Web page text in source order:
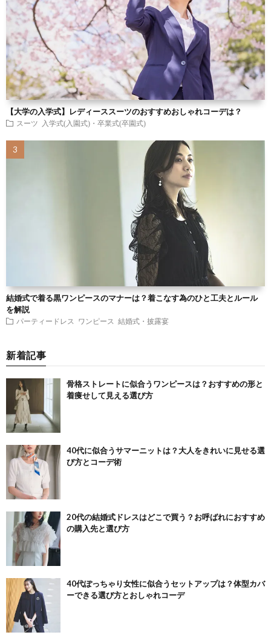
【大学の入学式】レディーススーツのおすすめおしゃれコーデは？
スーツ 入学式(入園式)・卒業式(卒園式)
結婚式で着る黒ワンピースのマナーは？着こなす為のひと工夫とルール
を解説
パーティードレス ワンピース 結婚式・披露宴
新着記事
骨格ストレートに似合うワンピースは？おすすめの形と
着痩せして見える選び方
40代に似合うサマーニットは？大人をきれいに見せる選
び方とコーデ術
20代の結婚式ドレスはどこで買う？お呼ばれにおすすめ
の購入先と選び方
40代ぽっちゃり女性に似合うセットアップは？体型カバ
ーできる選び方とおしゃれコーデ